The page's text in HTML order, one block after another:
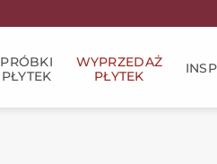
PRÓBKI
PŁYTEK
WYPRZEDAŻ
PŁYTEK